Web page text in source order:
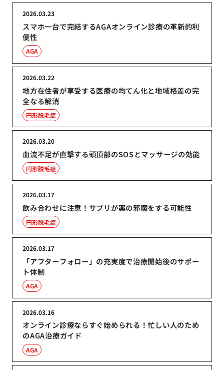
スマホ一台で完結するAGAオンライン診療の革新的利
便性
2026.03.23
AGA
地方在住者が享受する医療の均てん化と地域格差の完
全なる解消
2026.03.22
円形脱毛症
血流不足が直撃する頭頂部のSOSとマッサージの効能
2026.03.20
円形脱毛症
飲み合わせに注意！サプリが薬の邪魔をする可能性
2026.03.17
円形脱毛症
「アフターフォロー」の充実度で治療開始後のサポー
ト体制
2026.03.17
AGA
オンライン診療ならすぐ始められる！忙しい人のため
のAGA治療ガイド
2026.03.16
AGA